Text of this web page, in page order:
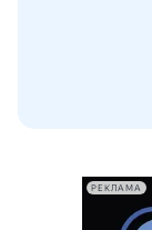
РЕКЛАМА